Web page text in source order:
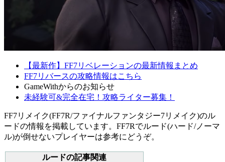
【最新作】FF7リベレーションの最新情報まとめ
FF7リバースの攻略情報はこちら
GameWithからのお知らせ
未経験可&完全在宅！攻略ライター募集！
FF7リメイク(FF7R/ファイナルファンタジー7リメイク)のル
ードの情報を掲載しています。FF7Rでルード(ハード/ノーマ
ル)が倒せないプレイヤーは参考にどうぞ。
ルードの記事関連